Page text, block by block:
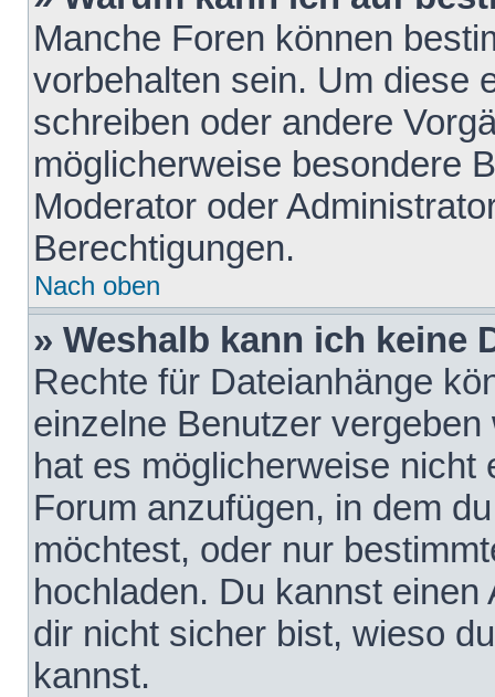
Manche Foren können
vorbehalten sein. Um diese
schreiben oder andere
möglicherweise besondere
Moderator oder
Berechtigungen.
Nach oben
» Weshalb kann ich keine
Rechte für Dateianhänge
einzelne Benutzer
hat es möglicherweise nicht
Forum anzufügen, in dem
möchtest, oder nur
hochladen. Du kannst
dir nicht sicher bist, wieso
kannst.